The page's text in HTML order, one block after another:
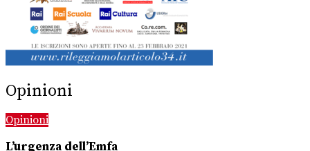
Opinioni
Opinioni
L’urgenza dell’Emfa